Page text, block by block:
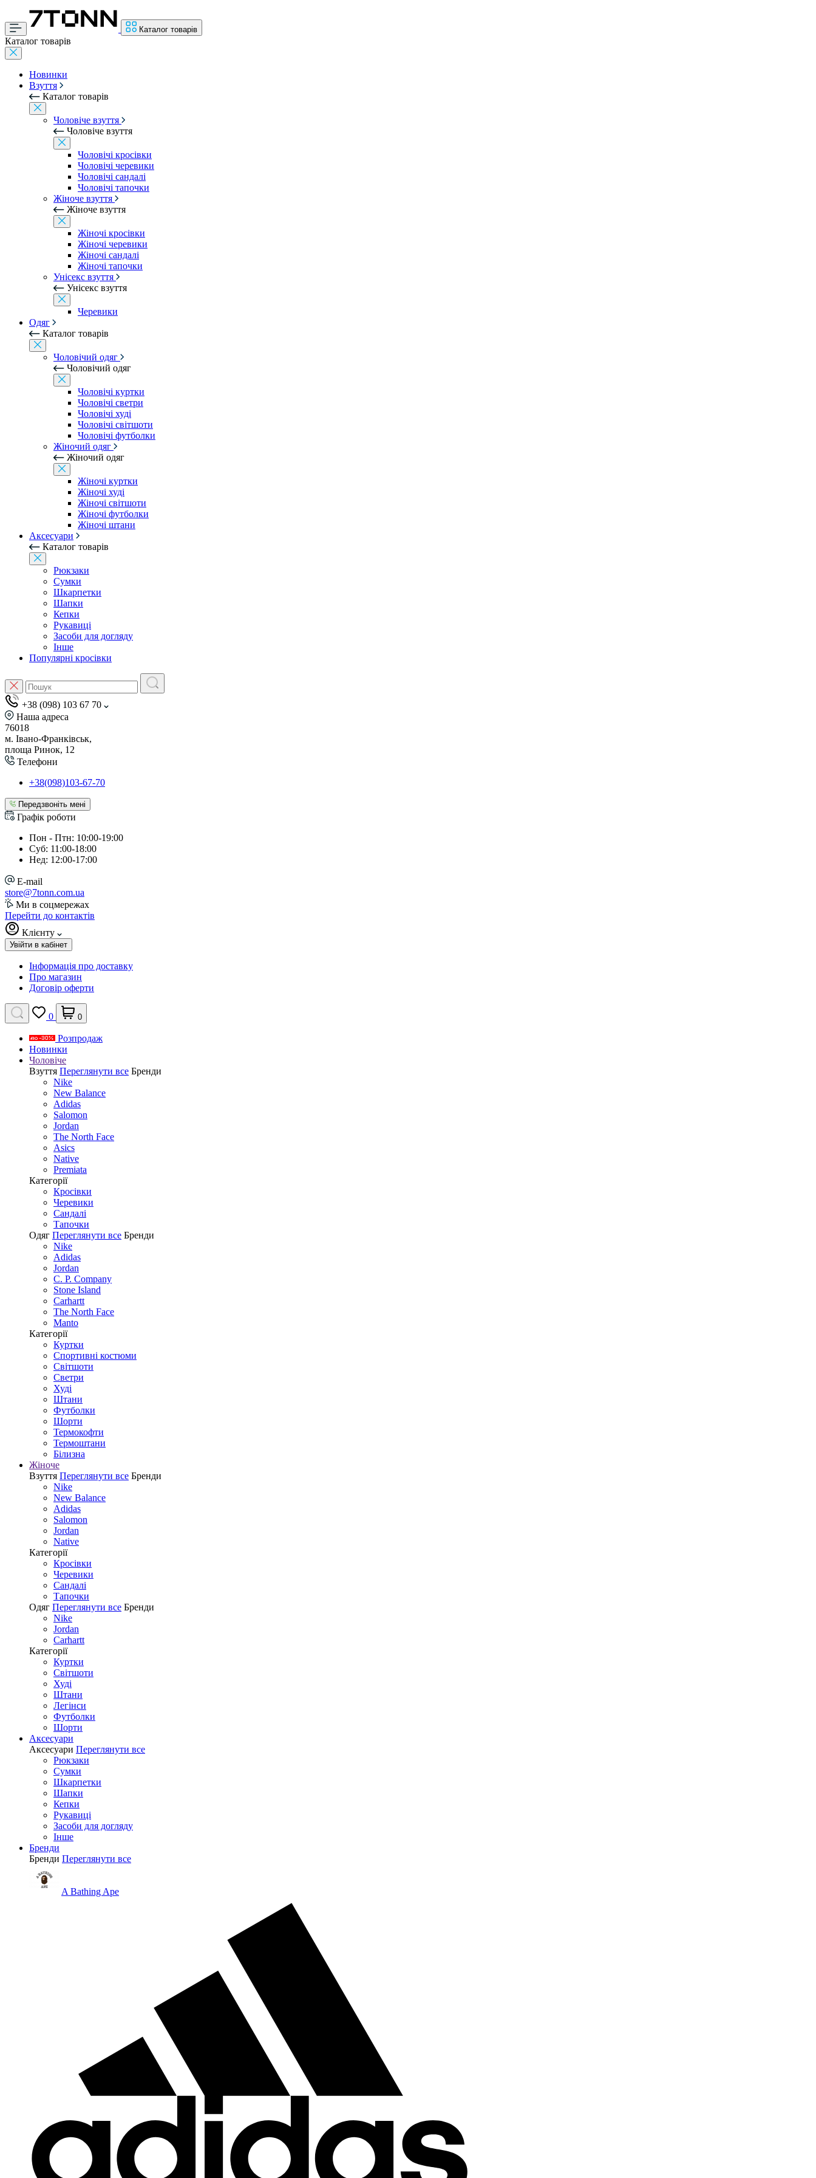
Каталог товарів
Каталог товарів
Новинки
Взуття
Каталог товарів
Чоловіче взуття
Чоловіче взуття
Чоловічі кросівки
Чоловічі черевики
Чоловічі сандалі
Чоловічі тапочки
Жіноче взуття
Жіноче взуття
Жіночі кросівки
Жіночі черевики
Жіночі сандалі
Жіночі тапочки
Унісекс взуття
Унісекс взуття
Черевики
Одяг
Каталог товарів
Чоловічий одяг
Чоловічий одяг
Чоловічі куртки
Чоловічі светри
Чоловічі худі
Чоловічі світшоти
Чоловічі футболки
Жіночий одяг
Жіночий одяг
Жіночі куртки
Жіночі худі
Жіночі світшоти
Жіночі футболки
Жіночі штани
Аксесуари
Каталог товарів
Рюкзаки
Сумки
Шкарпетки
Шапки
Кепки
Рукавиці
Засоби для догляду
Інше
Популярні кросівки
+38 (098) 103 67 70
Наша адреса
76018
м. Івано-Франківськ,
площа Ринок, 12
Телефони
+38(098)103-67-70
Передзвоніть мені
Графік роботи
Пон - Птн: 10:00-19:00
Суб: 11:00-18:00
Нед: 12:00-17:00
E-mail
store@7tonn.com.ua
Ми в соцмережах
Перейти до контактів
Клієнту
Увійти в кабінет
Інформація про доставку
Про магазин
Договір оферти
0 0
Розпродаж
Новинки
Чоловіче
Взуття Переглянути все Бренди
Nike
New Balance
Adidas
Salomon
Jordan
The North Face
Asics
Native
Premiata
Категорії
Кросівки
Черевики
Сандалі
Tапочки
Одяг Переглянути все Бренди
Nike
Adidas
Jordan
C. P. Company
Stone Island
Carhartt
The North Face
Manto
Категорії
Куртки
Спортивні костюми
Світшоти
Светри
Худі
Штани
Футболки
Шорти
Термокофти
Термоштани
Білизна
Жіноче
Взуття Переглянути все Бренди
Nike
New Balance
Adidas
Salomon
Jordan
Native
Категорії
Кросівки
Черевики
Сандалі
Tапочки
Одяг Переглянути все Бренди
Nike
Jordan
Carhartt
Категорії
Куртки
Світшоти
Худі
Штани
Легінси
Футболки
Шорти
Аксесуари
Аксесуари Переглянути все
Рюкзаки
Сумки
Шкарпетки
Шапки
Кепки
Рукавиці
Засоби для догляду
Інше
Бренди
Бренди Переглянути все
A Bathing Ape